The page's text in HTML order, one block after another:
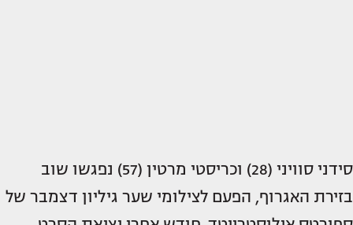
סידני סוויני (28) וכריסטי מרטין (57) נפגשו שוב
בזירת האגרוף, הפעם לצילומי שער גיליון דצמבר של